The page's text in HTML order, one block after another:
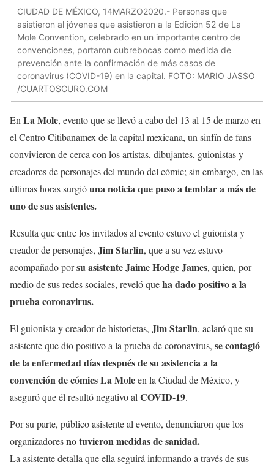
CIUDAD DE MÉXICO, 14MARZO2020.- Personas que
asistieron al jóvenes que asistieron a la Edición 52 de La
Mole Convention, celebrado en un importante centro de
convenciones, portaron cubrebocas como medida de
prevención ante la confirmación de más casos de
coronavirus (COVID-19) en la capital. FOTO: MARIO JASSO
/CUARTOSCURO.COM
EnLa Mole, evento que se llevó a cabo del 13 al 15 de marzo en
el Centro Citibanamex de la capital mexicana, un sinfín de fans
convivieron de cerca con los artistas, dibujantes, guionistas y
creadores de personajes del mundo del cómic; sin embargo, en las
últimas horas surgióuna noticia que puso a temblar a más de
uno de sus asistentes.
Resulta que entre los invitados al evento estuvo el guionista y
creador de personajes, Jim Starlin, que a su vez estuvo
acompañado porsu asistente Jaime Hodge James, quien, por
medio de sus redes sociales, reveló queha dado positivo a la
prueba coronavirus.
El guionista y creador de historietas, Jim Starlin, aclaró que su
asistente que dio positivo a la prueba de coronavirus, se contagió
de la enfermedad días después de su asistencia a la
convención de cómics La Moleen la Ciudad de México, y
aseguró que él resultó negativo alCOVID-19.
Por su parte, público asistente al evento, denunciaron que los
organizadoresno tuvieron medidas de sanidad.
La asistente detalla que ella seguirá informando a través de sus